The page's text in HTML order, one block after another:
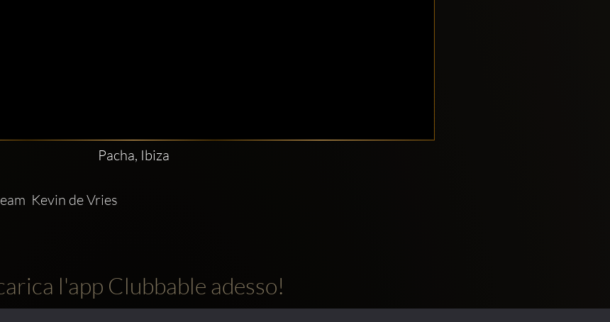
Pacha, Ibiza
Kevin de Vries
l'app Clubbable adesso!